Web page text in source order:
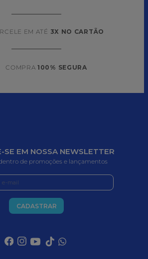
EM ATÉ 3X NO CARTÃO
COMPRA 100% SEGURA
SE EM NOSSA NEWSLETTER
de promoções e lançamentos
CADASTRAR